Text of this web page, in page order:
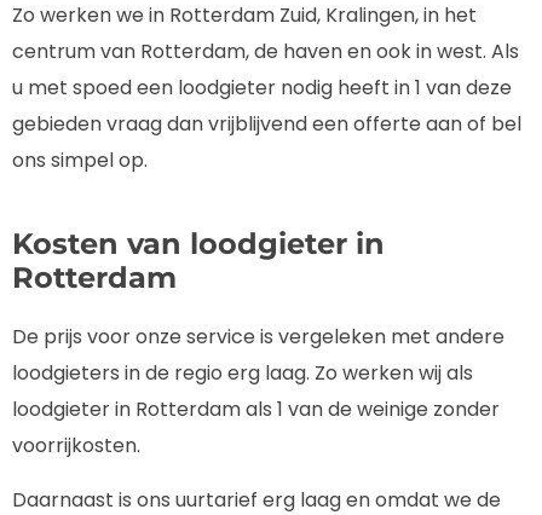
Zo werken we in Rotterdam Zuid, Kralingen, in het
centrum van Rotterdam, de haven en ook in west. Als
u met spoed een loodgieter nodig heeft in 1 van deze
gebieden vraag dan vrijblijvend een offerte aan of bel
ons simpel op.
Kosten van loodgieter in
Rotterdam
De prijs voor onze service is vergeleken met andere
loodgieters in de regio erg laag. Zo werken wij als
loodgieter in Rotterdam als 1 van de weinige zonder
voorrijkosten.
Daarnaast is ons uurtarief erg laag en omdat we de